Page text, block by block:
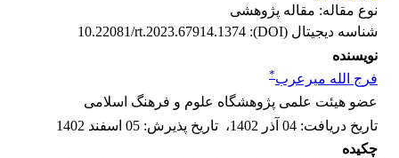
نوع مقاله: مقاله پژوهشی
شناسه دیجیتال (DOI):
10.22081/rt.2023.67914.1374
نویسنده
فرج الله میرعرب*
عضو هیئت علمی پژوهشگاه علوم و فرهنگ اسلامی
تاریخ دریافت: 04 آذر 1402 ، تاریخ پذیرش: 05 اسفند 1402
چکیده